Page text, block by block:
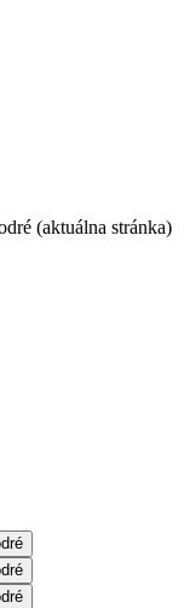
(aktuálna stránka)